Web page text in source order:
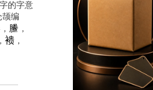
的字意
颉编
， 䲢 ，
䙌，